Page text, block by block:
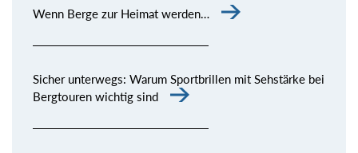
Wenn Berge zur Heimat werden…
Sicher unterwegs: Warum Sportbrillen mit Sehstärke bei
Bergtouren wichtig sind